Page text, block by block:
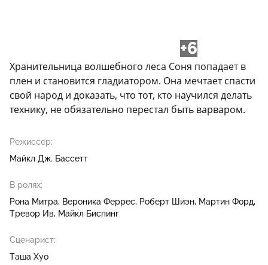
+6
Хранительница волшебного леса Соня попадает в
плен и становится гладиатором. Она мечтает спасти
свой народ и доказать, что тот, кто научился делать
технику, не обязательно перестал быть варваром.
Режиссер:
Майкл Дж. Бассетт
В ролях:
Рона Митра Вероника Феррес Роберт Шиэн Мартин Форд
Тревор Ив
Майкл Биспинг
Сценарист:
Таша Хуо